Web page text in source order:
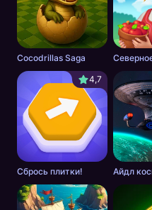
Cocodrillas Saga
4,7
Сбрось плитки!